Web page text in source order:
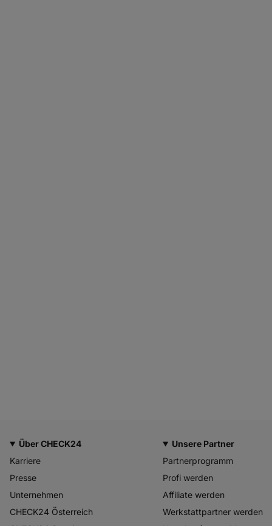
Über CHECK24
Karriere
Presse
Unternehmen
CHECK24 Österreich
Unsere Partner
Partnerprogramm
Profi werden
Affiliate werden
Werkstattpartner werden